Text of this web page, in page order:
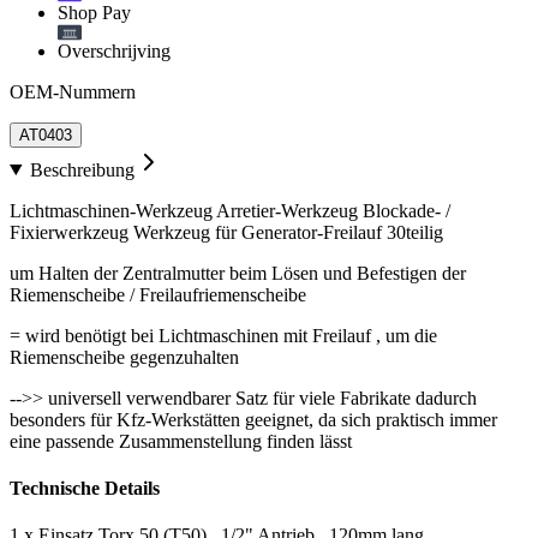
Shop Pay
Overschrijving
OEM-Nummern
AT0403
Beschreibung
Lichtmaschinen-Werkzeug Arretier-Werkzeug Blockade- /
Fixierwerkzeug Werkzeug für Generator-Freilauf 30teilig
um Halten der Zentralmutter beim Lösen und Befestigen der
Riemenscheibe / Freilaufriemenscheibe
= wird benötigt bei Lichtmaschinen mit Freilauf , um die
Riemenscheibe gegenzuhalten
-->> universell verwendbarer Satz für viele Fabrikate dadurch
besonders für Kfz-Werkstätten geeignet, da sich praktisch immer
eine passende Zusammenstellung finden lässt
Technische Details